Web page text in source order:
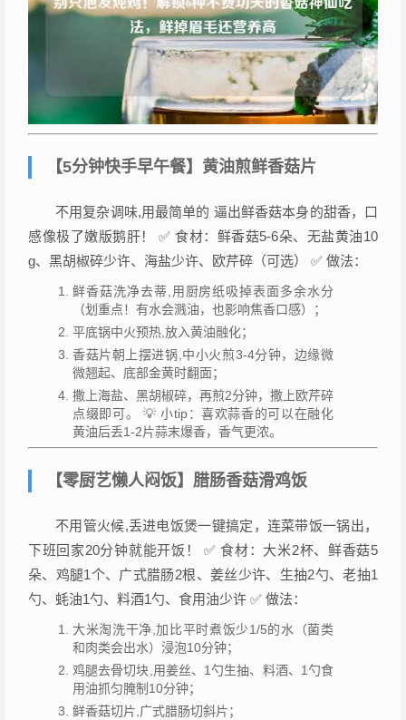
【5分钟快手早午餐】黄油煎鲜香菇片
不用复杂调味,用最简单的 逼出鲜香菇本身的甜香，口
感像极了嫩版鹅肝！ ✅ 食材：鲜香菇5-6朵、无盐黄油10
g、黑胡椒碎少许、海盐少许、欧芹碎（可选） ✅ 做法：
鲜香菇洗净去蒂,用厨房纸吸掉表面多余水分
（划重点！有水会溅油，也影响焦香口感）；
平底锅中火预热,放入黄油融化；
香菇片朝上摆进锅,中小火煎3-4分钟，边缘微
微翘起、底部金黄时翻面；
撒上海盐、黑胡椒碎，再煎2分钟，撒上欧芹碎
点缀即可。 💡 小tip：喜欢蒜香的可以在融化
黄油后丢1-2片蒜末爆香，香气更浓。
【零厨艺懒人闷饭】腊肠香菇滑鸡饭
不用管火候,丢进电饭煲一键搞定，连菜带饭一锅出，
下班回家20分钟就能开饭！ ✅ 食材：大米2杯、鲜香菇5
朵、鸡腿1个、广式腊肠2根、姜丝少许、生抽2勺、老抽1
勺、蚝油1勺、料酒1勺、食用油少许 ✅ 做法：
大米淘洗干净,加比平时煮饭少1/5的水（菌类
和肉类会出水）浸泡10分钟；
鸡腿去骨切块,用姜丝、1勺生抽、料酒、1勺食
用油抓匀腌制10分钟；
鲜香菇切片,广式腊肠切斜片；